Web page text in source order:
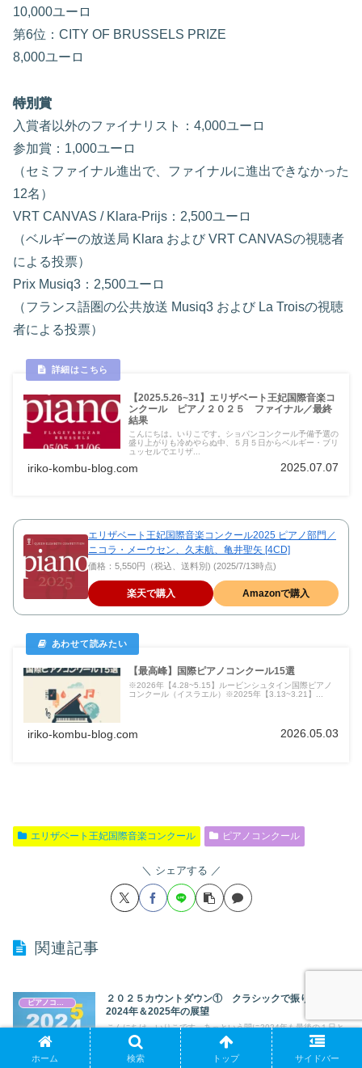
10,000ユーロ
第6位：CITY OF BRUSSELS PRIZE
8,000ユーロ
特別賞
入賞者以外のファイナリスト：4,000ユーロ
参加賞：1,000ユーロ
（セミファイナル進出で、ファイナルに進出できなかった
12名）
VRT CANVAS / Klara-Prijs：2,500ユーロ
（ベルギーの放送局 Klara および VRT CANVASの視聴者
による投票）
Prix Musiq3：2,500ユーロ
（フランス語圏の公共放送 Musiq3 および La Troisの視聴
者による投票）
【2025.5.26~31】エリザベート王妃国際音楽コ
ンクール ピアノ２０２５ ファイナル／最終
結果
こんにちは。いりこです。ショパンコンクール予備予選の
盛り上がりも冷めやらぬ中、５月５日からベルギー・ブリ
ュッセルでエリザ...
iriko-kombu-blog.com 2025.07.07
エリザベート王妃国際音楽コンクール2025 ピアノ部門／
ニコラ・メーウセン、久末航、亀井聖矢 [4CD]
価格：5,550円（税込、送料別) (2025/7/13時点)
楽天で購入 Amazonで購入
【最高峰】国際ピアノコンクール15選
※2026年【4.28~5.15】ルービンシュタイン国際ピアノ
コンクール（イスラエル）※2025年【3.13~3.21】...
iriko-kombu-blog.com 2026.05.03
エリザベート王妃国際音楽コンクール ピアノコンクール
シェアする
関連記事
２０２５カウントダウン① クラシックで振り返る
2024年＆2025年の展望
こんにちは。いりこです。あっという間に2024年も最後の１日と
なりました。みなさんにとってどのような...
ホーム 検索 トップ サイドバー